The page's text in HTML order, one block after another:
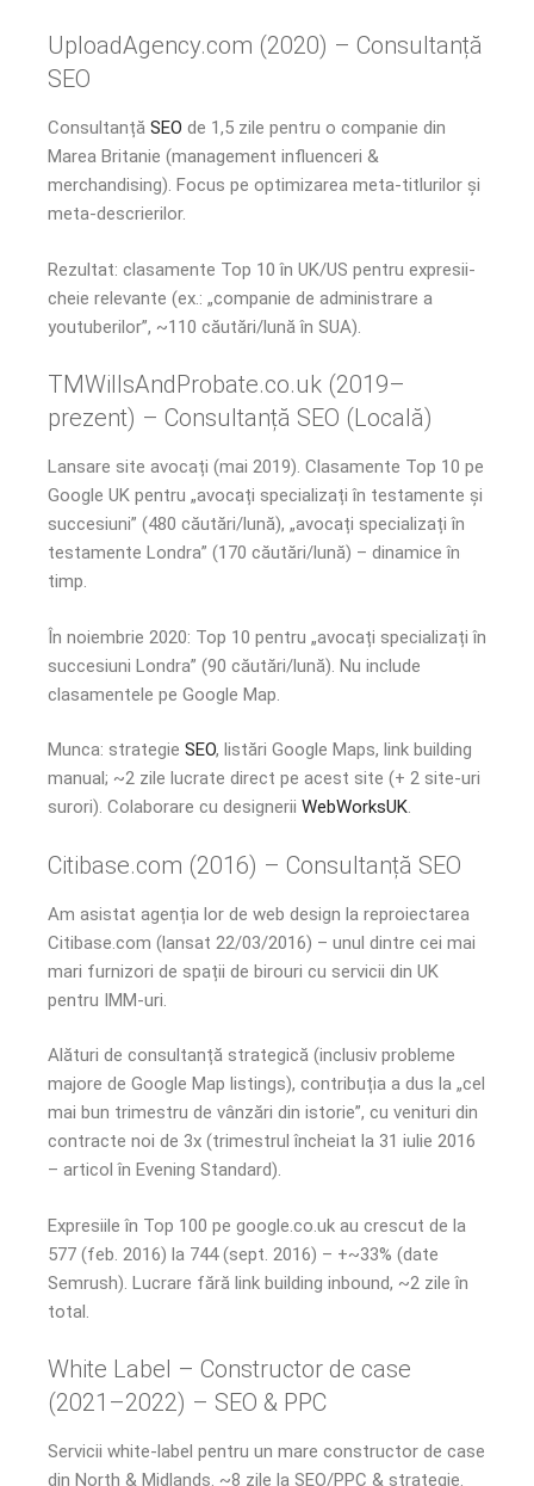
UploadAgency.com (2020) – Consultanță
SEO
Consultanță SEO de 1,5 zile pentru o companie din
Marea Britanie (management influenceri &
merchandising). Focus pe optimizarea meta-titlurilor și
meta-descrierilor.
Rezultat: clasamente Top 10 în UK/US pentru expresii-
cheie relevante (ex.: „companie de administrare a
youtuberilor”, ~110 căutări/lună în SUA).
TMWillsAndProbate.co.uk (2019–
prezent) – Consultanță SEO (Locală)
Lansare site avocați (mai 2019). Clasamente Top 10 pe
Google UK pentru „avocați specializați în testamente și
succesiuni” (480 căutări/lună), „avocați specializați în
testamente Londra” (170 căutări/lună) – dinamice în
timp.
În noiembrie 2020: Top 10 pentru „avocați specializați în
succesiuni Londra” (90 căutări/lună). Nu include
clasamentele pe Google Map.
Munca: strategie SEO, listări Google Maps, link building
manual; ~2 zile lucrate direct pe acest site (+ 2 site-uri
surori). Colaborare cu designerii WebWorksUK.
Citibase.com (2016) – Consultanță SEO
Am asistat agenția lor de web design la reproiectarea
Citibase.com (lansat 22/03/2016) – unul dintre cei mai
mari furnizori de spații de birouri cu servicii din UK
pentru IMM-uri.
Alături de consultanță strategică (inclusiv probleme
majore de Google Map listings), contribuția a dus la „cel
mai bun trimestru de vânzări din istorie”, cu venituri din
contracte noi de 3x (trimestrul încheiat la 31 iulie 2016
– articol în Evening Standard).
Expresiile în Top 100 pe google.co.uk au crescut de la
577 (feb. 2016) la 744 (sept. 2016) – +~33% (date
Semrush). Lucrare fără link building inbound, ~2 zile în
total.
White Label – Constructor de case
(2021–2022) – SEO & PPC
Servicii white-label pentru un mare constructor de case
din North & Midlands. ~8 zile la SEO/PPC & strategie.